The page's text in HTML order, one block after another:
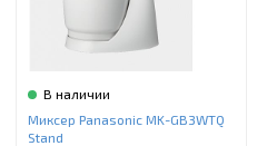
В наличии
Миксер Panasonic MK-GB3WTQ
Stand